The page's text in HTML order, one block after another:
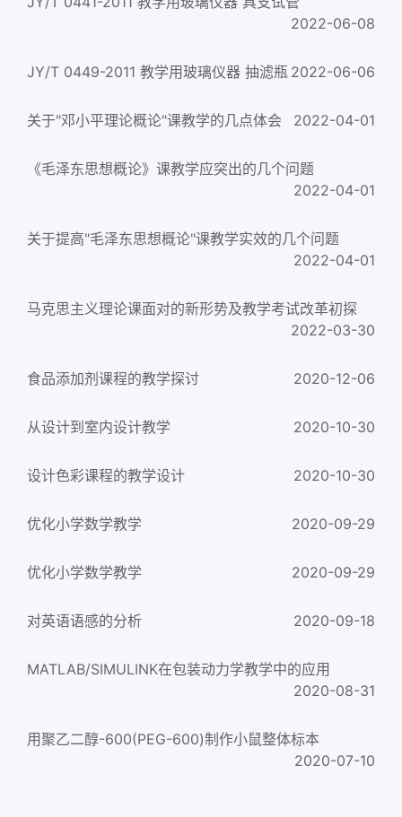
2022-06-08
JY/T 0449-2011 教学用玻璃仪器 抽滤瓶 2022-06-06
关于"邓小平理论概论"课教学的几点体会 2022-04-01
《毛泽东思想概论》课教学应突出的几个问题
2022-04-01
关于提高"毛泽东思想概论"课教学实效的几个问题
2022-04-01
马克思主义理论课面对的新形势及教学考试改革初探
2022-03-30
食品添加剂课程的教学探讨 2020-12-06
从设计到室内设计教学 2020-10-30
设计色彩课程的教学设计 2020-10-30
优化小学数学教学 2020-09-29
优化小学数学教学 2020-09-29
对英语语感的分析 2020-09-18
MATLAB/SIMULINK在包装动力学教学中的应用
2020-08-31
用聚乙二醇-600(PEG-600)制作小鼠整体标本
2020-07-10